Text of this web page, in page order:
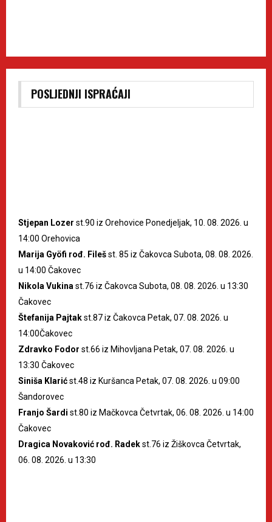
POSLJEDNJI ISPRAĆAJI
Stjepan Lozer st.90 iz Orehovice Ponedjeljak, 10. 08. 2026. u
14:00 Orehovica
Marija Gyöfi rođ. Filešst. 85 iz Čakovca Subota, 08. 08. 2026.
u 14:00 Čakovec
Nikola Vukina st.76 iz Čakovca Subota, 08. 08. 2026. u 13:30
Čakovec
Štefanija Pajtakst.87 iz Čakovca Petak, 07. 08. 2026. u
14:00Čakovec
Zdravko Fodor st.66 iz Mihovljana Petak, 07. 08. 2026. u
13:30 Čakovec
Siniša Klarićst.48 iz Kuršanca Petak, 07. 08. 2026. u 09:00
Šandorovec
Franjo Šardi st.80 iz Mačkovca Četvrtak, 06. 08. 2026. u 14:00
Čakovec
Dragica Novaković rođ. Radekst.76 iz Žiškovca Četvrtak,
06. 08. 2026. u 13:30